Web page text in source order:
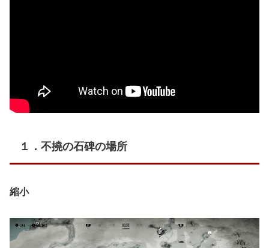
１．不撓の石碑の場所
縮小